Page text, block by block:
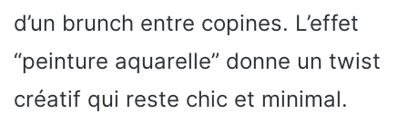
d’un brunch entre copines. L’effet
“peinture aquarelle” donne un twist
créatif qui reste chic et minimal.